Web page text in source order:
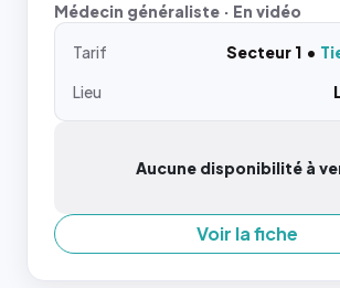
Médecin généraliste · En vidéo
Tarif Secteur 1
Lieu
Aucune disponibilité à
Voir la fiche